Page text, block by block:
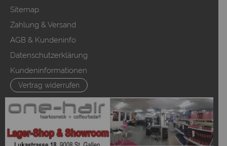
Sitemap
Zahlung & Versand
AGB & Kundeninfo
Datenschutzerklärung
Kundeninformationen
Vertrag widerrufen